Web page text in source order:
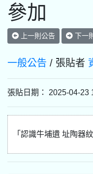
參加
上一則公告 下一
一般公告 / 張貼者
張貼日期： 2025-04-
「認識牛埔遺 址陶器